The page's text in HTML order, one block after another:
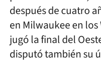
después de cuatro
en Milwaukee en
jugó la final del
disputó también su